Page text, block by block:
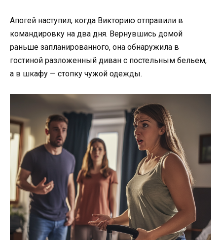
Апогей наступил, когда Викторию отправили в
командировку на два дня. Вернувшись домой
раньше запланированного, она обнаружила в
гостиной разложенный диван с постельным бельем,
а в шкафу — стопку чужой одежды.